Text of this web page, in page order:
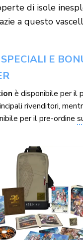
di isole
a questo
E
è disponibile per il
rivenditori,
per il pre-ordine